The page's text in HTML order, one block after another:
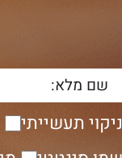
ניקוי תעשייתי